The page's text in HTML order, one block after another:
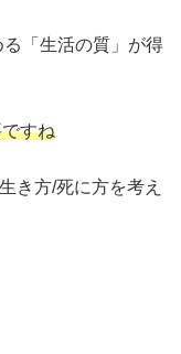
「生活の質」が得
すね
き方/死に方を考え